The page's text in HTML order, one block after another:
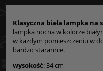
Klasyczna biała lampka na
lampka nocna w kolorze
w każdym pomieszczeniu w
bardzo starannie.
wysokość: 34 cm